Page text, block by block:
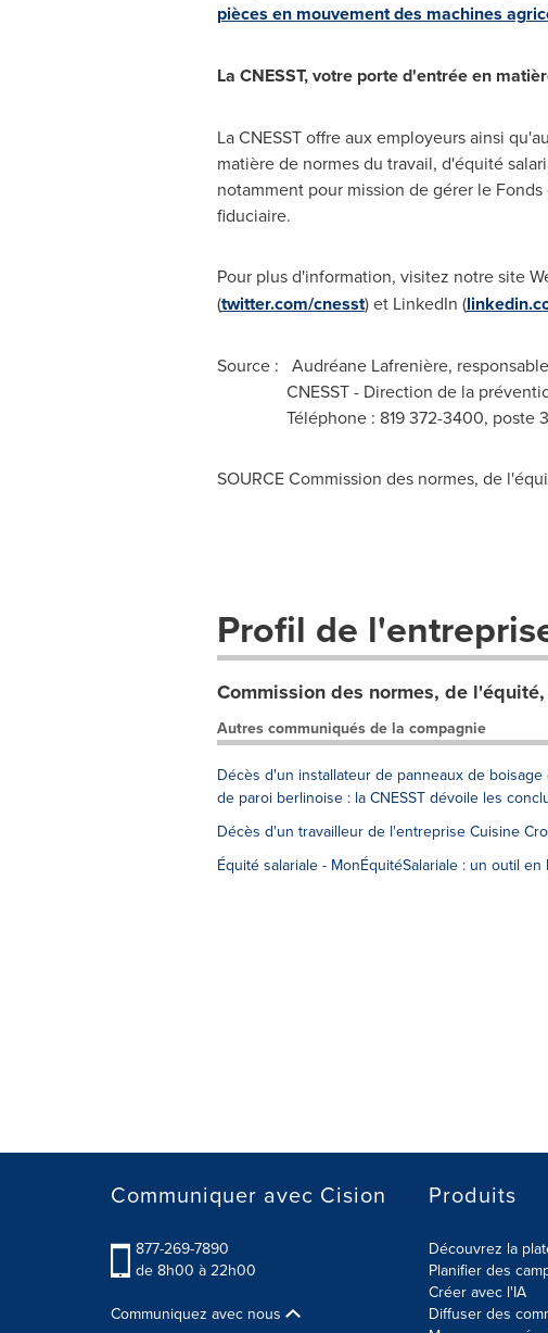
pièces en mouvement des machines
La CNESST, votre porte d'entrée en
La CNESST offre aux employeurs ainsi
matière de normes du travail, d'équité
notamment pour mission de gérer le
fiduciaire.
Pour plus d'information, visitez notre site
(twitter.com/cnesst) et LinkedIn (
Source : Audréane Lafrenière,
CNESST - Direction de la
Téléphone : 819 372-3400, poste
SOURCE Commission des normes, de
Profil de
Commission des normes, de
Autres communiqués de la compagnie
Décès d'un installateur de panneaux de
de paroi berlinoise : la CNESST dévoile les
Décès d'un travailleur de l'entreprise Cuisine
Équité salariale - MonÉquitéSalariale : un outil
Communiquer avec Cision
877-269-7890
de 8h00 à 22h00
Communiquez avec nous
Produits
Découvrez la
Planifier des
Créer avec l'IA
Diffuser des